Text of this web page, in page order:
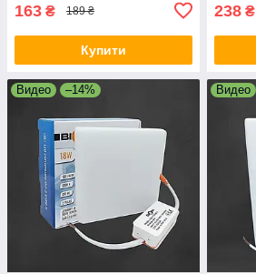
163 ₴ 189 ₴
Купити
238 ₴
Видео –14% Видео